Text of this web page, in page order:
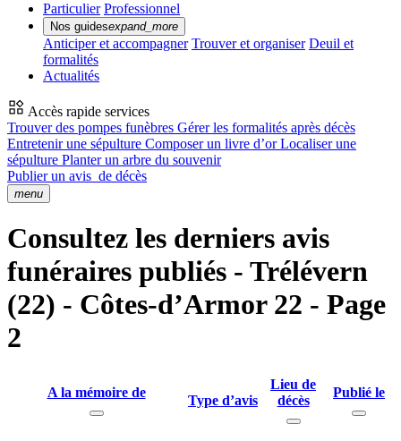
Particulier Professionnel
Nos guidesexpand_more
Anticiper et accompagner Trouver et organiser Deuil et
formalités
Actualités
Accès rapide services
Trouver des pompes funèbres Gérer les formalités après décès
Entretenir une sépulture Composer un livre d’orLocaliser une
sépulture Planter un arbre du souvenir
Publier un avis de décès
menu
Consultez les derniers avis
funéraires publiés - Trélévern
(22) - Côtes-d’Armor 22 - Page
2
A la mémoire de
Type d’avis
Lieu de
décès
Publié le